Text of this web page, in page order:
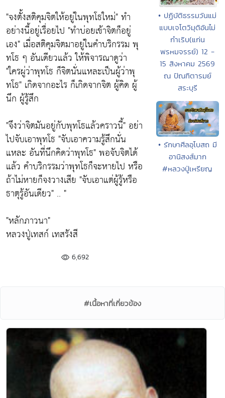
"จงตั้งสติคุมจิตให้อยู่ในพุทโธใหม่"ทำ
อย่างนี้อยู่เรื่อยไป "ทำบ่อยเข้าจิตก็อยู่
เอง" เมื่อสติคุมจิตมาอยู่ในคำบริกรรม พุ
ทโธ ๆ อันเดียวแล้ว ให้พิจารณาดูว่า
"ใครผู่ว่าพุทโธ ก็จิตนั่นแหละเป็นผู้ว่าพุ
ทโธ" เกิดจากอะไร ก็เกิดจากจิต ผู้คิด ผู้
นึก ผู้รู้สึก
"จึงว่าจิตมันอยู่กับพุทโธแล้วคราวนี้"อย่า
ไปจับเอาพุทโธ "จับเอาความรู้สึกนั่น
แหละ อันที่นึกคิดว่าพุทโธ"พอจับจิตได้
แล้ว คำบริกรรมว่าพุทโธก็จะหายไป หรือ
ถ้าไม่หายก็จงวางเสีย "จับเอาแต่ผู้รู้หรือ
ธาตุรู้อันเดียว" .. "
"หลักภาวนา"
หลวงปู่เทสก์ เทสรังสี
6,692
• ปฏิบัติธรรมวันแม่
แบบเจโตวิมุติอันไม่
กำเริบ(แก่น
พรหมจรรย์) 12 -
15 สิงหาคม 2569
ณ ปัณฑิตารมย์
สระบุรี
• รักษาศีลอุโบสถ มี
อานิสงส์มาก
#หลวงปู่เหรียญ
#เนื้อหาที่เกี่ยวข้อง